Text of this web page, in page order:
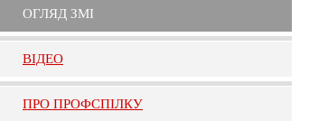
ОГЛЯД ЗМI
ВIДЕО
ПРО ПРОФСПIЛКУ